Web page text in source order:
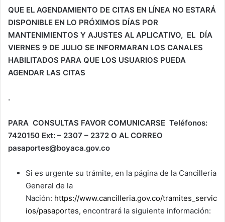
QUE EL AGENDAMIENTO DE CITAS EN LÍNEA NO ESTARÁ
DISPONIBLE EN LO PRÓXIMOS DÍAS POR
MANTENIMIENTOS Y AJUSTES AL APLICATIVO, EL DÍA
VIERNES 9 DE JULIO SE INFORMARAN LOS CANALES
HABILITADOS PARA QUE LOS USUARIOS PUEDA
AGENDAR LAS CITAS
.
PARA CONSULTAS FAVOR COMUNICARSE Teléfonos:
7420150 Ext: – 2307 – 2372 O AL CORREO
pasaportes@boyaca.gov.co
Si es urgente su trámite, en la página de la Cancillería
General de la
Nación: https://www.cancilleria.gov.co/tramites_servic
ios/pasaportes, encontrará la siguiente información: